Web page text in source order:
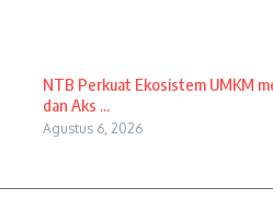
NTB Perkuat Ekosistem UMKM
dan Aks ...
Agustus 6, 2026